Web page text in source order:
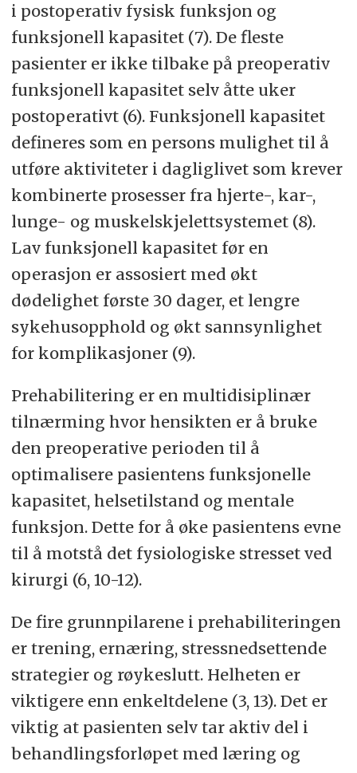
i postoperativ fysisk funksjon og
funksjonell kapasitet (7). De fleste
pasienter er ikke tilbake på preoperativ
funksjonell kapasitet selv åtte uker
postoperativt (6). Funksjonell kapasitet
defineres som en persons mulighet til å
utføre aktiviteter i dagliglivet som krever
kombinerte prosesser fra hjerte-, kar-,
lunge- og muskelskjelettsystemet (8).
Lav funksjonell kapasitet før en
operasjon er assosiert med økt
dødelighet første 30 dager, et lengre
sykehusopphold og økt sannsynlighet
for komplikasjoner (9).
Prehabilitering er en multidisiplinær
tilnærming hvor hensikten er å bruke
den preoperative perioden til å
optimalisere pasientens funksjonelle
kapasitet, helsetilstand og mentale
funksjon. Dette for å øke pasientens evne
til å motstå det fysiologiske stresset ved
kirurgi (6, 10-12).
De fire grunnpilarene i prehabiliteringen
er trening, ernæring, stressnedsettende
strategier og røykeslutt. Helheten er
viktigere enn enkeltdelene (3, 13). Det er
viktig at pasienten selv tar aktiv del i
behandlingsforløpet med læring og